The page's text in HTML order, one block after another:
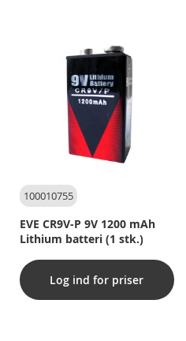
100010755
EVE CR9V-P 9V 1200 mAh
Lithium batteri (1 stk.)
Log ind for priser